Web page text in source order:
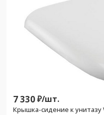
7 330₽/шт.
Крышка-сидение к унитазу